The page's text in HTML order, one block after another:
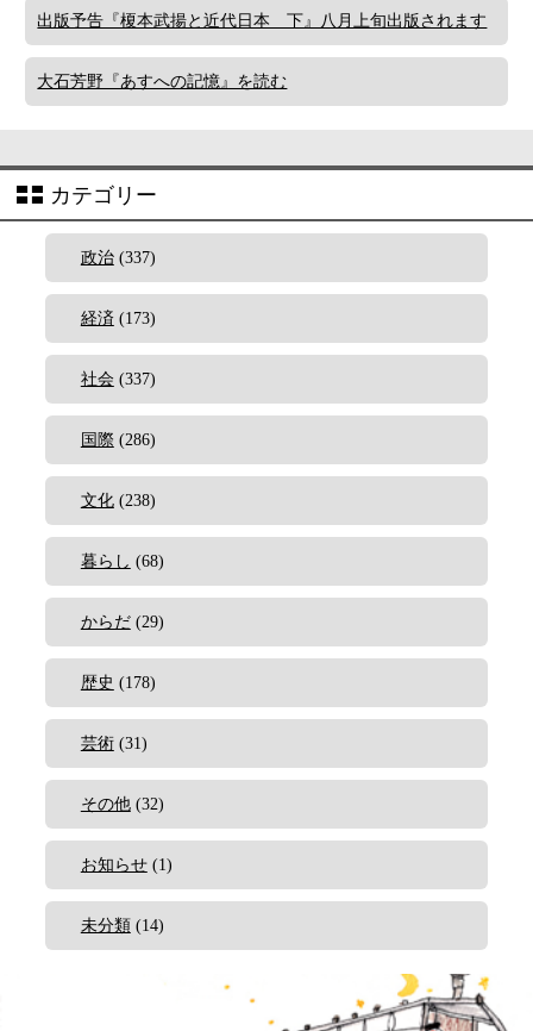
出版予告『榎本武揚と近代日本 下』八月上旬出版されます
大石芳野『あすへの記憶』を読む
カテゴリー
政治(337)
経済(173)
社会(337)
国際 (286)
文化(238)
暮らし (68)
からだ(29)
歴史 (178)
芸術(31)
その他(32)
お知らせ(1)
未分類(14)